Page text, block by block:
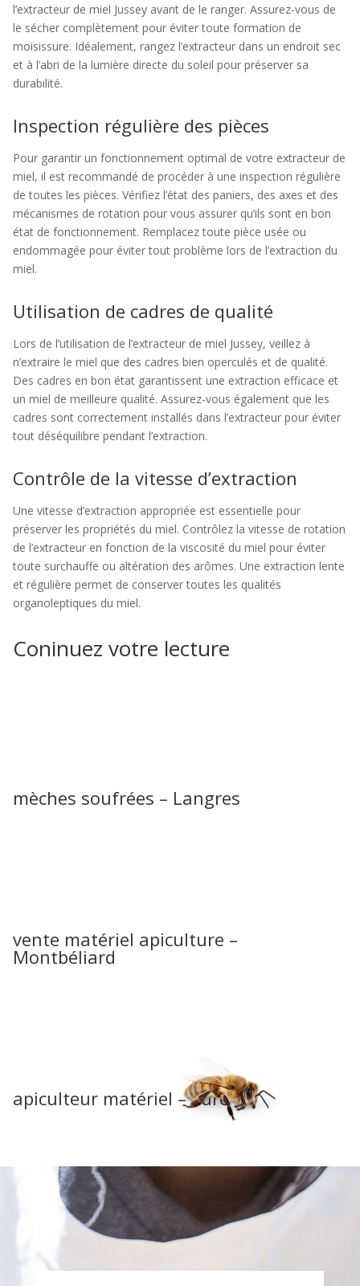
l’extracteur de miel Jussey avant de le ranger. Assurez-vous de
le sécher complètement pour éviter toute formation de
moisissure. Idéalement, rangez l’extracteur dans un endroit sec
et à l’abri de la lumière directe du soleil pour préserver sa
durabilité.
Inspection régulière des pièces
Pour garantir un fonctionnement optimal de votre extracteur de
miel, il est recommandé de procéder à une inspection régulière
de toutes les pièces. Vérifiez l’état des paniers, des axes et des
mécanismes de rotation pour vous assurer qu’ils sont en bon
état de fonctionnement. Remplacez toute pièce usée ou
endommagée pour éviter tout problème lors de l’extraction du
miel.
Utilisation de cadres de qualité
Lors de l’utilisation de l’extracteur de miel Jussey, veillez à
n’extraire le miel que des cadres bien operculés et de qualité.
Des cadres en bon état garantissent une extraction efficace et
un miel de meilleure qualité. Assurez-vous également que les
cadres sont correctement installés dans l’extracteur pour éviter
tout déséquilibre pendant l’extraction.
Contrôle de la vitesse d’extraction
Une vitesse d’extraction appropriée est essentielle pour
préserver les propriétés du miel. Contrôlez la vitesse de rotation
de l’extracteur en fonction de la viscosité du miel pour éviter
toute surchauffe ou altération des arômes. Une extraction lente
et régulière permet de conserver toutes les qualités
organoleptiques du miel.
Coninuez votre lecture
mèches soufrées – Langres
vente matériel apiculture –
Montbéliard
apiculteur matériel – Lure